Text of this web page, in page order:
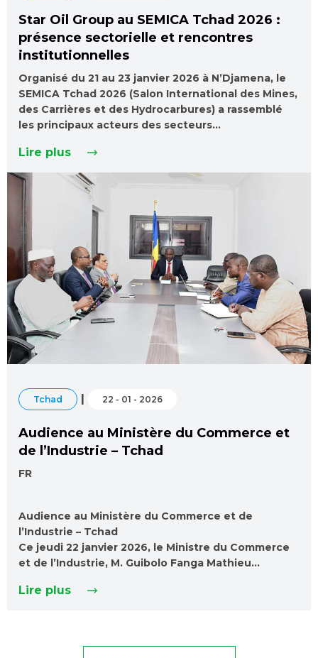
Star Oil Group au SEMICA Tchad 2026 :
présence sectorielle et rencontres
institutionnelles
Organisé du 21 au 23 janvier 2026 à N’Djamena, le
SEMICA Tchad 2026 (Salon International des Mines,
des Carrières et des Hydrocarbures) a rassemblé
les principaux acteurs des secteurs…
Lire plus
Tchad | 22 - 01 - 2026
Audience au Ministère du Commerce et
de l’Industrie – Tchad
FR
Audience au Ministère du Commerce et de
l’Industrie – Tchad
Ce jeudi 22 janvier 2026, le Ministre du Commerce
et de l’Industrie, M. Guibolo Fanga Mathieu…
Lire plus